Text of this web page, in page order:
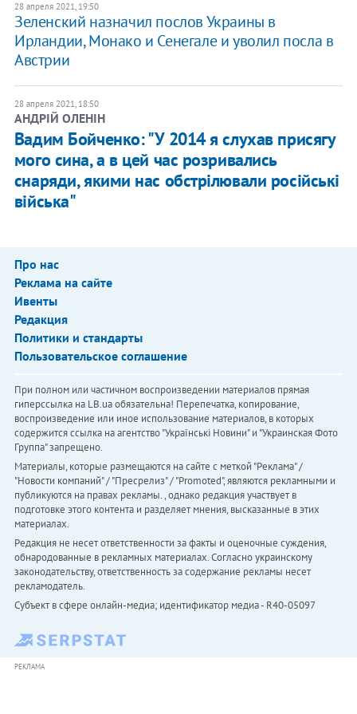
28 апреля 2021, 19:50
Зеленский назначил послов Украины в
Ирландии, Монако и Сенегале и уволил посла в
Австрии
28 апреля 2021, 18:50
АНДРІЙ ОЛЕНІН
Вадим Бойченко: "У 2014 я слухав присягу
мого сина, а в цей час розривались
снаряди, якими нас обстрілювали російські
війська"
Про нас
Реклама на сайте
Ивенты
Редакция
Политики и стандарты
Пользовательское соглашение
При полном или частичном воспроизведении материалов прямая
гиперссылка на LB.ua обязательна! Перепечатка, копирование,
воспроизведение или иное использование материалов, в которых
содержится ссылка на агентство "Українськi Новини" и "Украинская Фото
Группа" запрещено.
Материалы, которые размещаются на сайте с меткой "Реклама" /
"Новости компаний" / "Пресрелиз" / "Promoted", являются рекламными и
публикуются на правах рекламы. , однако редакция участвует в
подготовке этого контента и разделяет мнения, высказанные в этих
материалах.
Редакция не несет ответственности за факты и оценочные суждения,
обнародованные в рекламных материалах. Согласно украинскому
законодательству, ответственность за содержание рекламы несет
рекламодатель.
Субъект в сфере онлайн-медиа; идентификатор медиа - R40-05097
РЕКЛАМА